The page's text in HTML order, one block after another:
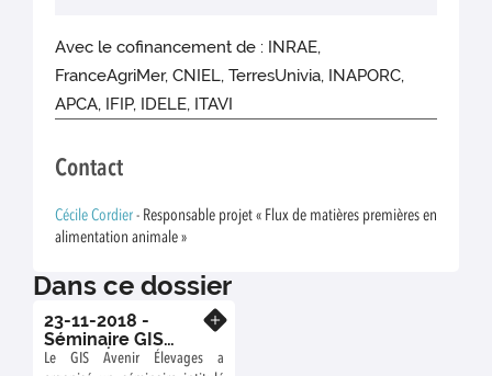
Avec le cofinancement de : INRAE,
FranceAgriMer, CNIEL, TerresUnivia, INAPORC,
APCA, IFIP, IDELE, ITAVI
Contact
Cécile Cordier - Responsable projet « Flux de matières premières en
alimentation animale »
Dans ce dossier
23-11-2018 -
Séminaire GIS
Avenir Élevages
Le GIS Avenir Élevages a